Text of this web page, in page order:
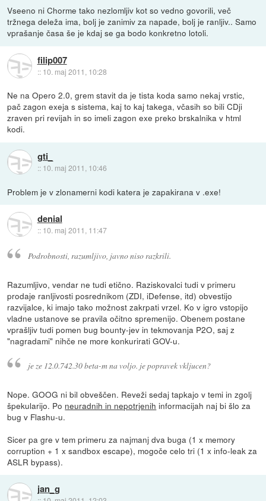
Vseeno ni Chorme tako nezlomljiv kot so vedno govorili, več
tržnega deleža ima, bolj je zanimiv za napade, bolj je ranljiv.. Samo
vprašanje časa še je kdaj se ga bodo konkretno lotoli.
filip007
:: 10. maj 2011, 10:28
Ne na Opero 2.0, grem stavit da je tista koda samo nekaj vrstic,
pač zagon exeja s sistema, kaj to kaj takega, včasih so bili CDji
zraven pri revijah in so imeli zagon exe preko brskalnika v html
kodi.
gti_
:: 10. maj 2011, 10:46
Problem je v zlonamerni kodi katera je zapakirana v .exe!
denial
:: 10. maj 2011, 11:47
Podrobnosti, razumljivo, javno niso razkrili.
Razumljivo, vendar ne tudi etično. Raziskovalci tudi v primeru
prodaje ranljivosti posrednikom (ZDI, iDefense, itd) obvestijo
razvijalce, ki imajo tako možnost zakrpati vrzel. Ko v igro vstopijo
vladne ustanove se pravila očitno spremenijo. Obenem postane
vprašljiv tudi pomen bug bounty-jev in tekmovanja P2O, saj z
"nagradami" nihče ne more konkurirati GOV-u.
je ze 12.0.742.30 beta-m na voljo. je popravek vkljucen?
Nope. GOOG ni bil obveščen. Reveži sedaj tapkajo v temi in zgolj
špekularijo. Po neuradnih in nepotrjenih informacijah naj bi šlo za
bug v Flashu-u.
Sicer pa gre v tem primeru za najmanj dva buga (1 x memory
corruption + 1 x sandbox escape), mogoče celo tri (1 x info-leak za
ASLR bypass).
jan_g